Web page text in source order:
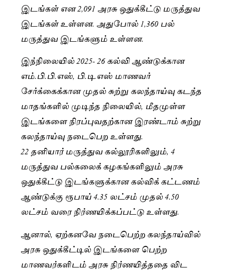
இடங்கள் என 2,091 அரசு ஒதுக்கீட்டு மருத்துவ
இடங்கள் உள்ளன. அதுபோல் 1,360 பல்
மருத்துவ இடங்களும் உள்ளன.
இந்நிலையில் 2025- 26 கல்வி ஆண்டுக்கான
எம்.பி.பி.எஸ், பி.டி.எஸ் மாணவா்
சோ்க்கைக்கான முதல் சுற்று கலந்தாய்வு கடந்த
மாதங்களில் முடிந்த நிலையில், மீதமுள்ள
இடங்களை நிரப்புவதற்கான இரண்டாம் சுற்று
கலந்தாய்வு நடைபெற உள்ளது.
22 தனியார் மருத்துவ கல்லூரிகளிலும், 4
மருத்துவ பல்கலைக் கழகங்களிலும் அரசு
ஒதுக்கீட்டு இடங்களுக்கான கல்விக் கட்டணம்
ஆண்டுக்கு ரூபாய் 4.35 லட்சம் முதல் 4.50
லட்சம் வரை நிர்ணயிக்கப்பட்டு உள்ளது.
ஆனால், ஏற்கனவே நடைபெற்ற கலந்தாய்வில்
அரசு ஒதுக்கீட்டில் இடங்களை பெற்ற
மாணவர்களிடம் அரசு நிர்ணயித்ததை விட